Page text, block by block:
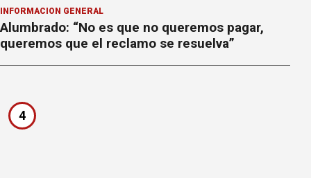
INFORMACION GENERAL
Alumbrado: “No es que no queremos pagar,
queremos que el reclamo se resuelva”
4